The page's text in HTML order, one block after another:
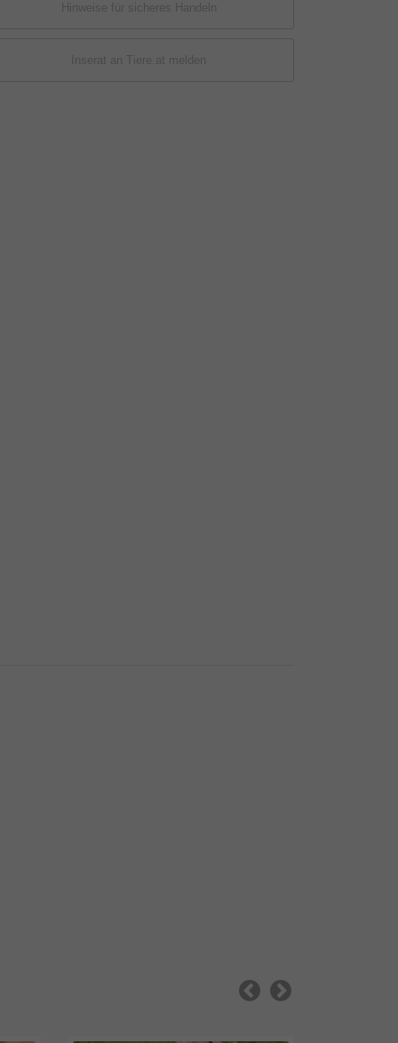
Hinweise für sicheres Handeln
Inserat an Tiere.at melden